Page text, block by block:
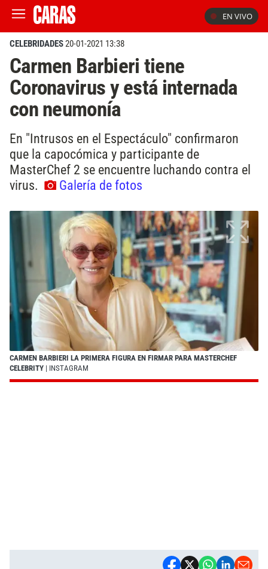
EN VIVO
CELEBRIDADES20-01-2021 13:38
Carmen Barbieri tiene
Coronavirus y está internada
con neumonía
En "Intrusos en el Espectáculo" confirmaron
que la capocómica y participante de
MasterChef 2 se encuentre luchando contra el
virus.
Galería de fotos
CARMEN BARBIERI LA PRIMERA FIGURA EN FIRMAR PARA MASTERCHEF
CELEBRITY | INSTAGRAM